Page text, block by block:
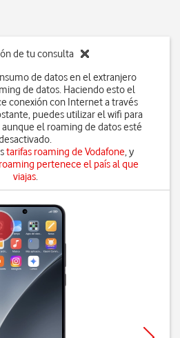
de tu consulta
de datos en el extranjero
de datos. Haciendo esto el
conexión con Internet a través
puedes utilizar el wifi para
el roaming de datos esté
tarifas roaming de Vodafone, y
pertenece el país al que
viajas.